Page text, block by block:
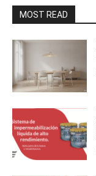
MOST READ